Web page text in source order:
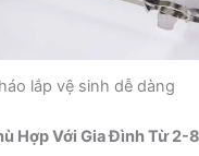
lắp vệ sinh dễ dàng
Hợp Với Gia Đình Từ 2-